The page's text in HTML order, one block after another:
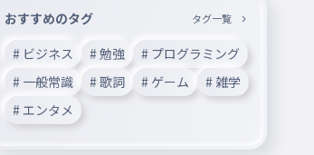
おすすめのタグ タグ一覧
# ビジネス # 勉強
# プログラミング
# 一般常識
# 歌詞 # ゲーム
# 雑学
# エンタメ